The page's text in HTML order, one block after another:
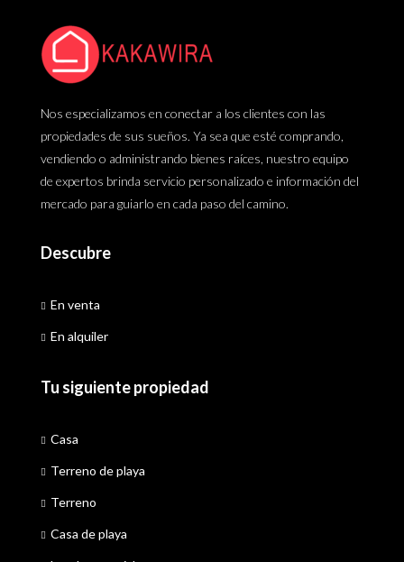
Nos especializamos en conectar a los clientes con las
propiedades de sus sueños. Ya sea que esté comprando,
vendiendo o administrando bienes raíces, nuestro equipo
de expertos brinda servicio personalizado e información del
mercado para guiarlo en cada paso del camino.
Descubre
En venta
En alquiler
Tu siguiente propiedad
Casa
Terreno de playa
Terreno
Casa de playa